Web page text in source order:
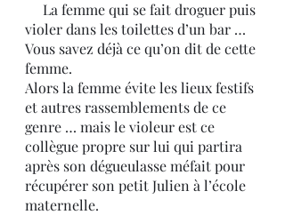
violer dans les toilettes d’un bar …
Vous savez déjà ce qu’on dit de cette
femme.
Alors la femme évite les lieux festifs
et autres rassemblements de ce
genre … mais le violeur est ce
collègue propre sur lui qui partira
après son dégueulasse méfait pour
récupérer son petit Julien à l’école
maternelle.